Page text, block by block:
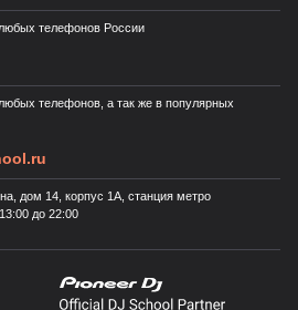
телефонов России
телефонов, а так же в популярных
дом 14, корпус 1А, станция метро
до 22:00